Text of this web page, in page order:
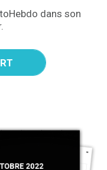
dans son